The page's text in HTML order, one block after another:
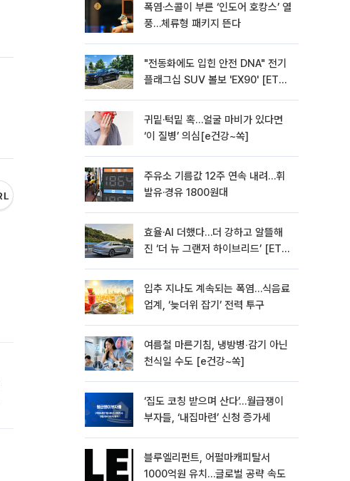
폭염·스콜이 부른 ‘인도어 호캉스’ 열
풍…체류형 패키지 뜬다
"전동화에도 입힌 안전 DNA" 전기
플래그십 SUV 볼보 'EX90' [ET의
귀밑·턱밑 혹…얼굴 마비가 있다면
‘이 질병’ 의심[e건강~쏙]
주유소 기름값 12주 연속 내려…휘
발유·경유 1800원대
효율·AI 더했다…더 강하고 알뜰해
진 ‘더 뉴 그랜저 하이브리드’ [ET의
입추 지나도 계속되는 폭염…식음료
업계, ‘늦더위 잡기’ 전력 투구
여름철 마른기침, 냉방병‧감기 아닌
천식일 수도 [e건강~쏙]
‘집도 코칭 받으며 산다’…월급쟁이
부자들, ‘내집마련’ 신청 증가세
블루엘리펀트, 어펄마캐피탈서
1000억원 유치…글로벌 공략 속도